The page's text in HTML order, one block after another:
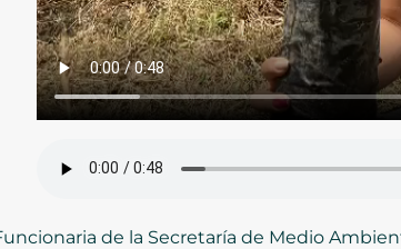
de la Secretaría de Medio